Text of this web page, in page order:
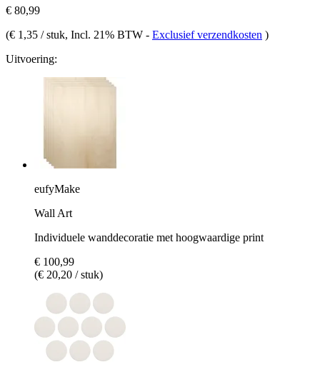
€ 80,99
(€ 1,35 / stuk, Incl. 21% BTW - Exclusief verzendkosten )
Uitvoering:
eufyMake
Wall Art
Individuele wanddecoratie met hoogwaardige print
€ 100,99
(€ 20,20 / stuk)